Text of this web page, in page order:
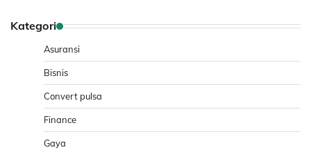
Kategori
Asuransi
Bisnis
Convert pulsa
Finance
Gaya